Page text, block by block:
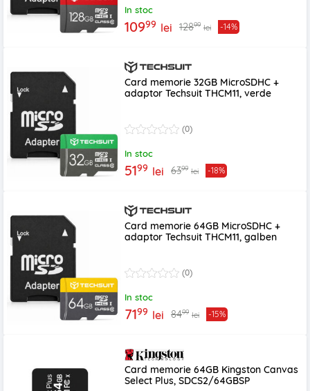
In stoc
10999 lei 12899 lei -14%
Card memorie 32GB MicroSDHC +
adaptor Techsuit THCM11, verde
(0)
In stoc
5199 lei 6399 lei -18%
Card memorie 64GB MicroSDHC +
adaptor Techsuit THCM11, galben
(0)
In stoc
7199 lei 8499 lei -15%
Card memorie 64GB Kingston Canvas
Select Plus, SDCS2/64GBSP